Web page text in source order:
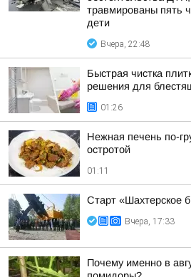
травмированы пять
дети
Вчера, 22:48
Быстрая чистка
решения для
01:26
Нежная печень по-
остротой
01:11
Старт «Шахтерское
Вчера, 17:33
Почему именно в